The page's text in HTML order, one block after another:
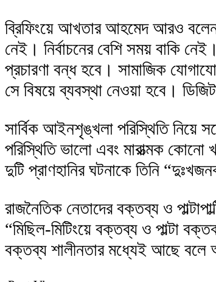
ব্রিফিংয়ে আখতার আহমেদ আরও
নেই। নির্বাচনের বেশি সময় বাকি
প্রচারণা বন্ধ হবে। সামাজিক
সে বিষয়ে ব্যবস্থা নেওয়া হবে।
সার্বিক আইনশৃঙ্খলা পরিস্থিতি নিয়ে
পরিস্থিতি ভালো এবং মারাত্মক কোনো
দুটি প্রাণহানির ঘটনাকে তিনি
রাজনৈতিক নেতাদের বক্তব্য ও
“মিছিল-মিটিংয়ে বক্তব্য ও পাল্টা
বক্তব্য শালীনতার মধ্যেই আছে বলে